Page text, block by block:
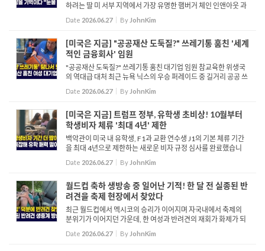
하려는 딸 미 서부 지역에서 가장 유명한 햄버거 체인 인앤아웃 과
연 뉴욕에 거주하면 이 맛을 볼 수 없을까 뉴욕에 사는 한 한인 여성
이 부모님을 위해 직접 인앤아웃 햄버거를 만들었습니다. ...
Date 2026.06.27 By JohnKim
[미국은 지금] "공공재산 도둑질?" 쓰레기통 훔친 '세계
적인 금융회사' 임원
"공공재산 도둑질?" 쓰레기통 훔친 대기업 임원 참교육한 위생국
의 역대급 대처 최근 뉴욕 닉스의 우승 퍼레이드 중 길거리 공공 쓰
레기통을 비우고 훔치는 한 여성의 영상이 온라인에서 확산하며
큰 논란을 빚고 있습니다. 해당 영상에는 여성이 쓰레기통의 ...
Date 2026.06.27 By JohnKim
[미국은 지금] 트럼프 정부, 유학생 초비상! 10월부터
학생비자 체류 '최대 4년' 제한
백악관이 미국 내 유학생, F1과 교환 연수생 J1의 기본 체류 기간
을 최대 4년으로 제한하는 새로운 비자 규정 심사를 완료했습니
다. 이 규정이 시행되면 기존의 무기한 체류 허용 제도, DS가 폐지
되기 때문에 학업이 4년을 넘는 박사 과정이나 레지던트 등은 ...
Date 2026.06.27 By JohnKim
월드컵 축하 생방송 중 일어난 기적! 한 달 전 실종된 반
려견을 축제 현장에서 찾았다
최근 월드컵에서 멕시코의 승리가 이어지며 자국내에서 축제의
분위기가 이어지던 가운데, 한 여성과 반려견의 재회가 화제가 되
고 있습니다. 알레한드라 가르시아는 6살된 반려견 고르다가 실종
된 후 한 달 동안 찾아 헤맸습니다. 하지만 6월 24일 2026 FIFA ...
Date 2026.06.27 By JohnKim